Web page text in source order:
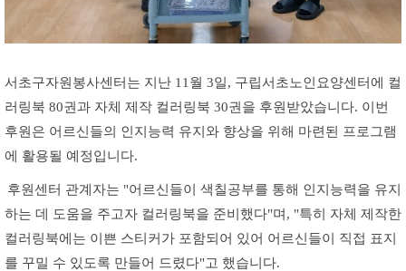
서초구자원봉사센터는 지난 11 월 3일, 구립서초노인요양센터에 컬
러링북 80권과 자체 제작 컬러링북 30권을 후원받았습니다. 이번
후원은 어르신들의 인지능력 유지와 향상을 위해 마련된 프로그램
에 활용될 예정입니다.
후원센터 관계자는 "어르신들이 색칠공부를 통해 인지능력을 유지
하는 데 도움을 주고자 컬러링북을 준비했다"며 , "특히 자체 제작한
컬러링북에는 이쁜 스티커가 포함되어 있어 어르신들이 직접 표지
를 꾸밀 수 있도록 만들어 드렸다"고 했습니다.